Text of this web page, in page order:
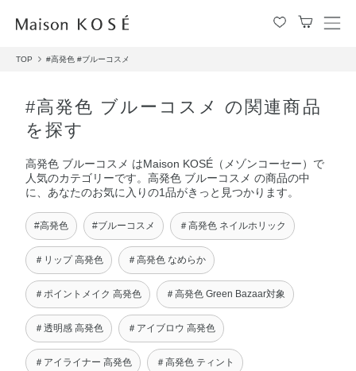
メ
TOP #高発色 #ブルーコスメ
#高発色 ブルーコスメ の関連商品
を探す
高発色 ブルーコスメ はMaison KOSÉ（メゾンコーセー）で
人気のカテゴリーです。高発色 ブルーコスメ の商品の中
に、あなたのお気に入りの1品がきっと見つかります。
#高発色 #ブルーコスメ ＃高発色 ネイルホリック
＃リップ 高発色 ＃高発色 なめらか
＃ポイントメイク 高発色 ＃高発色 Green Bazaar対象
＃透明感 高発色 ＃アイブロウ 高発色
＃アイライナー 高発色 ＃高発色 ティント